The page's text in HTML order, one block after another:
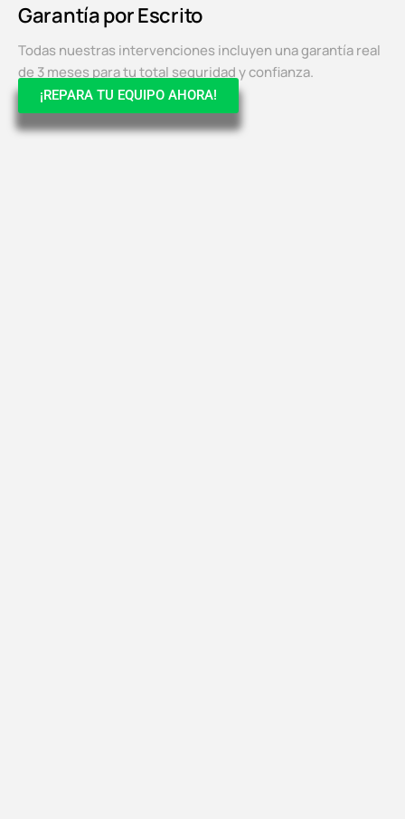
Garantía por Escrito
Todas nuestras intervenciones incluyen una garantía real
de 3 meses para tu total seguridad y confianza.
¡REPARA TU EQUIPO AHORA!